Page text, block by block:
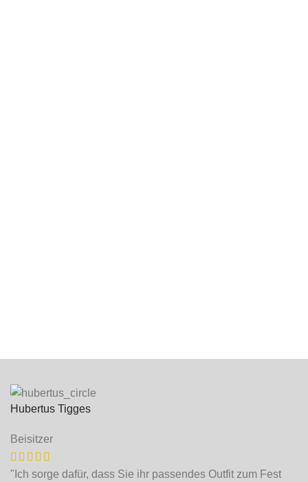
Hubertus Tigges
Beisitzer
"Ich sorge dafür, dass Sie ihr passendes Outfit zum Fest